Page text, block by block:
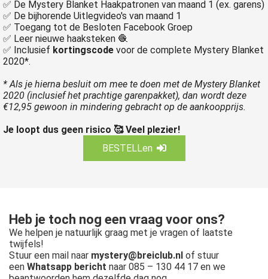
✅ De Mystery Blanket Haakpatronen van maand 1 (ex. garens)
✅ De bijhorende Uitlegvideo's van maand 1
✅ Toegang tot de Besloten Facebook Groep
✅ Leer nieuwe haaksteken 🧶
✅ Inclusief kortingscode voor de complete Mystery Blanket
2020*.
* Als je hierna besluit om mee te doen met de Mystery Blanket
2020 (inclusief het prachtige garenpakket), dan wordt deze
€12,95 gewoon in mindering gebracht op de aankoopprijs.
Je loopt dus geen risico 🥰 Veel plezier!
BESTELLen
Heb je toch nog een vraag voor ons?
We helpen je natuurlijk graag met je vragen of laatste
twijfels!
Stuur een mail naar mystery@breiclub.nl of stuur
een Whatsapp bericht naar 085 – 130 44 17 en we